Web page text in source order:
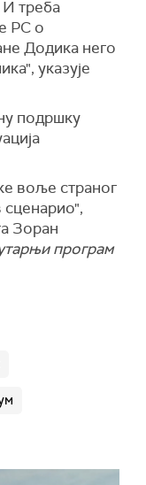
И треба
РС о
Додика него
указује
подршку
воље страног
сценарио",
Зоран
програм